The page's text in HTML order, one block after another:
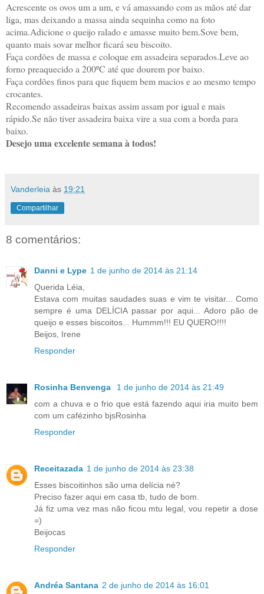
Acrescente os ovos um a um, e vá amassando com as mãos até dar
liga, mas deixando a massa ainda sequinha como na foto
acima.Adicione o queijo ralado e amasse muito bem.Sove bem,
quanto mais sovar melhor ficará seu biscoito.
Faça cordões de massa e coloque em assadeira separados.Leve ao
forno preaquecido a 200ºC até que dourem por baixo.
Faça cordões finos para que fiquem bem macios e ao mesmo tempo
crocantes.
Recomendo assadeiras baixas assim assam por igual e mais
rápido.Se não tiver assadeira baixa vire a sua com a borda para
baixo.
Desejo uma excelente semana à todos!
Vanderleia às 19:21
Compartilhar
8 comentários:
Danni e Lype 1 de junho de 2014 às 21:14
Querida Léia,
Estava com muitas saudades suas e vim te visitar... Como
sempre é uma DELÍCIA passar por aqui... Adoro pão de
queijo e esses biscoitos... Hummm!!! EU QUERO!!!!
Beijos, Irene
Responder
Rosinha Benvenga
1 de junho de 2014 às 21:49
com a chuva e o frio que está fazendo aqui iria muito bem
com um cafézinho bjsRosinha
Responder
Receitazada 1 de junho de 2014 às 23:38
Esses biscoitinhos são uma delícia né?
Preciso fazer aqui em casa tb, tudo de bom.
Já fiz uma vez mas não ficou mtu legal, vou repetir a dose
=)
Beijocas
Responder
Andréa Santana 2 de junho de 2014 às 16:01